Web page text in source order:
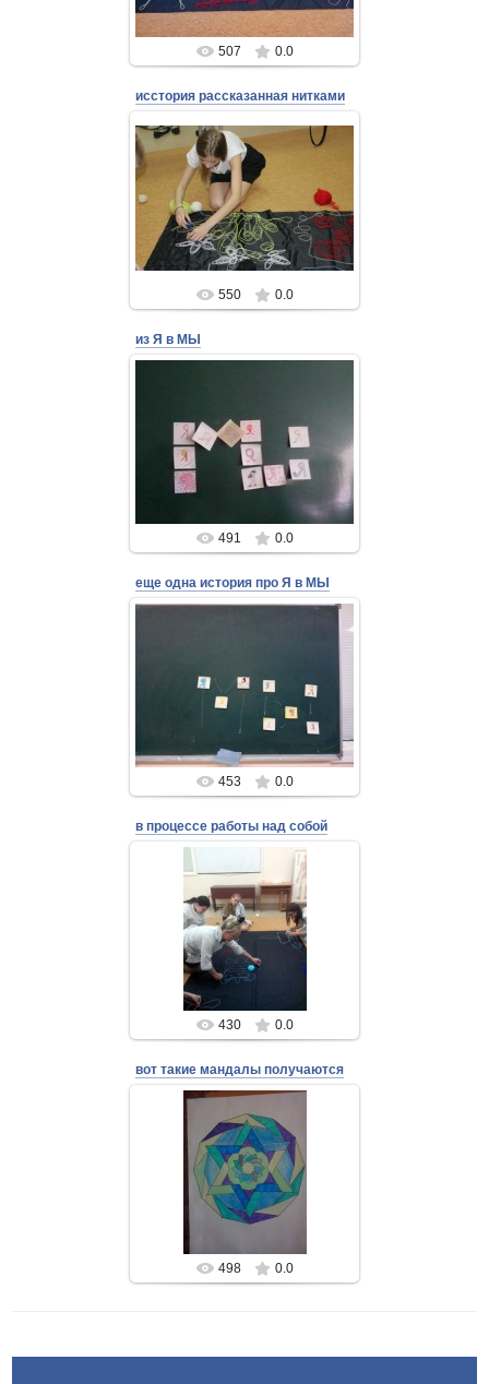
507 0.0
исстория рассказанная нитками
24 Августа 2018
Admin
550 0.0
из Я в МЫ
24 Августа 2018
Admin
491 0.0
еще одна история про Я в МЫ
Admin
453 0.0
в процессе работы над собой
24 Августа 2018
Admin
430 0.0
вот такие мандалы получаются
24 Августа 2018
Admin
498 0.0